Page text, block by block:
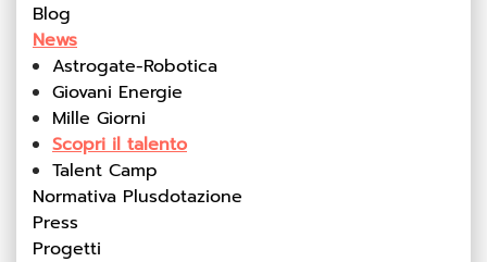
Blog
News
Astrogate-Robotica
Giovani Energie
Mille Giorni
Scopri il talento
Talent Camp
Normativa Plusdotazione
Press
Progetti